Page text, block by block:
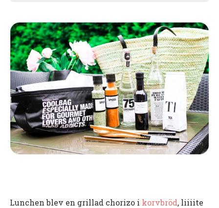
Lunchen blev en grillad chorizo i korvbröd, liiiite